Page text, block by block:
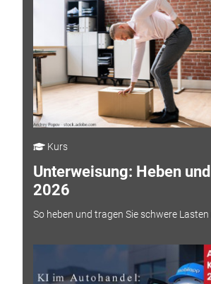
Kurs
Unterweisung: Heben
2026
So heben und tragen Sie schwere Lasten